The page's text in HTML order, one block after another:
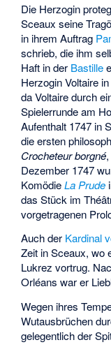
Die Herzogin
Sceaux seine
in ihrem Auftrag
schrieb, die ihm
Haft in der Bastille
Herzogin Voltaire
da Voltaire durch
Spielerrunde am
Aufenthalt 1747 in
die ersten
Crocheteur borgné,
Dezember 1747
KomödieLa Prude
das Stück im
vorgetragenen
Auch der Kardinal
Zeit in Sceaux, wo
Lukrez vortrug.
Orléans war er
Wegen ihres
Wutausbrüchen
gelegentlich der